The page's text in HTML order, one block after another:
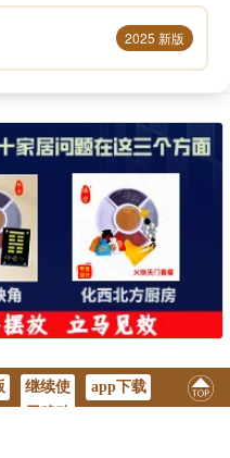
合关系。属蛇人头脑
场中易受欺负的属牛人
。
关系。属鸡人思维敏
睦相处，互相理解包
属牛人，激发其斗志，
业巅峰。
诚，其支持和鼓励是属
陪伴属牛人走过重要时
2025 新版
继续使
app下载